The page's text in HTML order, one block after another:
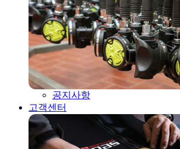
공지사항
고객센터